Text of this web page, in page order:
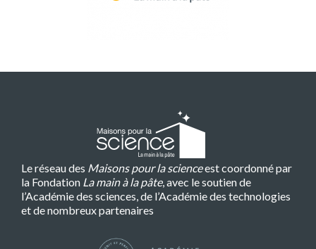
Le réseau des Maisons pour la scienceest coordonné par
la Fondation La main à la pâte, avec le soutien de
l’Académie des sciences, de l’Académie des technologies
et de nombreux partenaires